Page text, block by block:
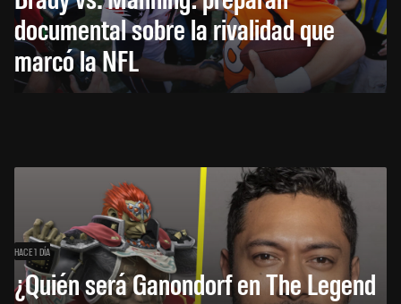
documental sobre la rivalidad que
marcó la NFL
HACE 1 DÍA
¿Quién será Ganondorf en The Legend